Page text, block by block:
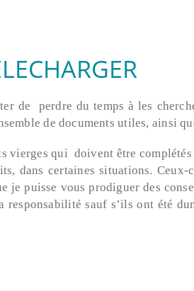
FILIATION :
APPLICATION
LOIS PERSONNELLES
DU PARENT ET DE
L’ENFANT
2019
de perdre du temps à les
de documents utiles, ainsi
vierges qui doivent être
dans certaines situations. Ceux-
je puisse vous prodiguer des
responsabilité sauf s’ils ont été